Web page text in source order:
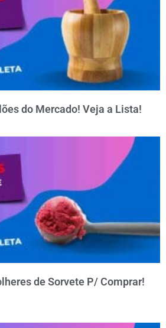
do Mercado! Veja a Lista!
de Sorvete P/ Comprar!